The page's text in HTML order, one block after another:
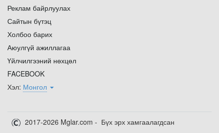
Реклам байрлуулах
Сайтын бүтэц
Холбоо барих
Аюулгүй ажиллагаа
Үйлчилгээний нөхцөл
FACEBOOK
Хэл: Монгол
2017-2026 Mglar.com - Бүх эрх хамгаалагдсан